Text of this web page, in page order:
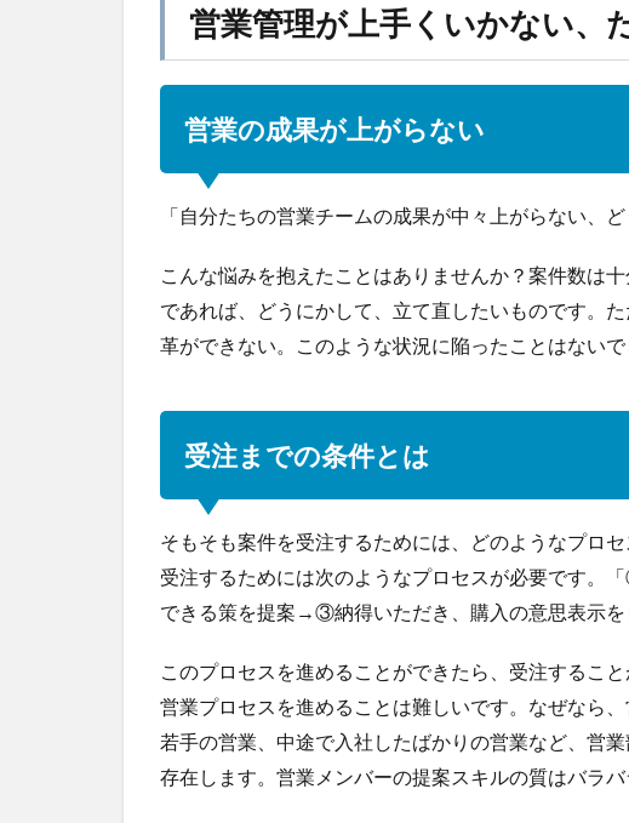
営業管理が上手くいかない、
営業の成果が上がらない
「自分たちの営業チームの成果が中々上がらない、
こんな悩みを抱えたことはありませんか？案件数は
であれば、どうにかして、立て直したいものです。
革ができない。このような状況に陥ったことはないで
受注までの条件とは
そもそも案件を受注するためには、どのようなプロ
受注するためには次のようなプロセスが必要です
できる策を提案→③納得いただき、購入の意思表示を
このプロセスを進めることができたら、受注するこ
営業プロセスを進めることは難しいです。なぜなら
若手の営業、中途で入社したばかりの営業など、営
存在します。営業メンバーの提案スキルの質はバラバ